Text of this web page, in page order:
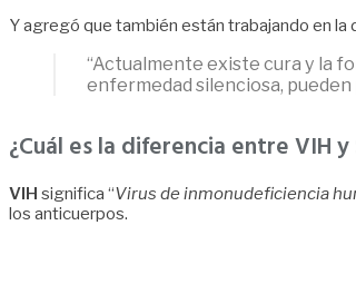
Y agregó que también están trabajando en
“Actualmente existe cura y la
enfermedad silenciosa, pueden
¿Cuál es la diferencia entre VIH y
VIH significa “Virus de inmonudeficiencia
los anticuerpos.